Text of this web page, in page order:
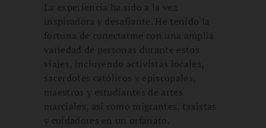
La experiencia ha sido a la vez
inspiradora y desafiante. He tenido la
fortuna de conectarme con una amplia
variedad de personas durante estos
viajes, incluyendo activistas locales,
sacerdotes católicos y episcopales,
maestros y estudiantes de artes
marciales, así como migrantes, taxistas
y cuidadores en un orfanato.